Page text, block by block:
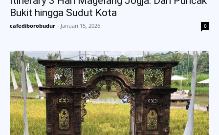
Bukit hingga Sudut Kota
cafediborobudur - Januari 15, 2026 0